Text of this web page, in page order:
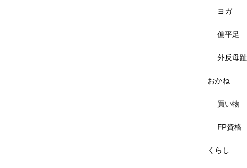
ヨガ
偏平足
外反母趾
おかね
買い物
FP資格
くらし